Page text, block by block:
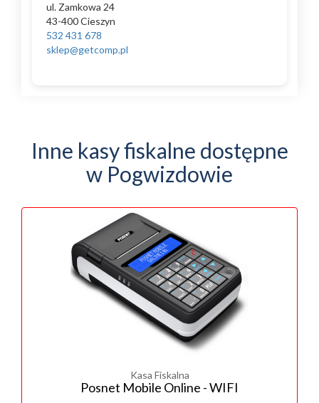
ul. Zamkowa 24
43-400 Cieszyn
532 431 678
sklep@getcomp.pl
Inne kasy fiskalne dostępne
w Pogwizdowie
Kasa Fiskalna
Posnet Mobile Online - WIFI